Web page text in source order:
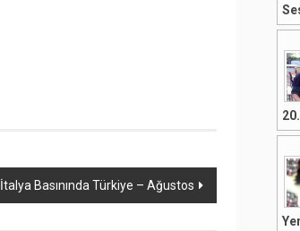
İtalya Basınında Türkiye – Ağustos